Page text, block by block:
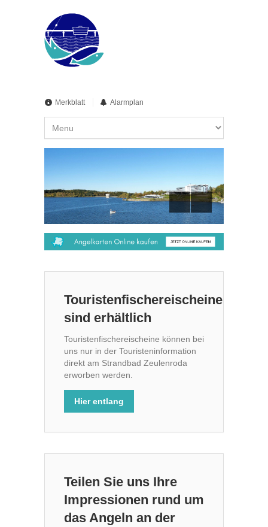
Merkblatt Alarmplan
Touristenfischereischeine
sind erhältlich
Touristenfischereischeine können bei
uns nur in der Touristeninformation
direkt am Strandbad Zeulenroda
erworben werden.
Hier entlang
Teilen Sie uns Ihre
Impressionen rund um
das Angeln an der